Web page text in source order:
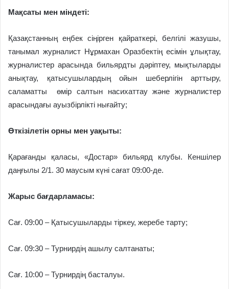
Мақсаты мен міндеті:
Қазақстанның еңбек сіңірген қайраткері, белгілі жазушы,
танымал журналист Нұрмахан Оразбектің есімін ұлықтау,
журналистер арасында бильярдты дәріптеу, мықтыларды
анықтау, қатысушылардың ойын шеберлігін арттыру,
саламатты өмір салтын насихаттау және журналистер
арасындағы ауызбірлікті нығайту;
Өткізілетін орны мен уақыты:
Қарағанды қаласы, «Достар» бильярд клубы. Кеншілер
даңғылы 2/1. 30 маусым күні сағат 09:00-де.
Жарыс бағдарламасы:
Сағ. 09:00 – Қатысушыларды тіркеу, жеребе тарту;
Сағ. 09:30 – Турнирдің ашылу салтанаты;
Сағ. 10:00 – Турнирдің басталуы.